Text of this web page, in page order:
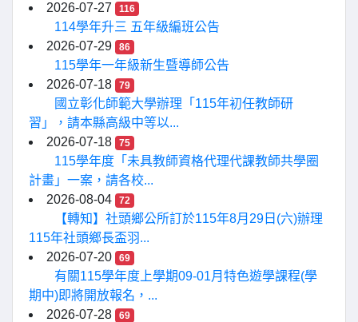
2026-07-27
116
114學年升三 五年級編班公告
2026-07-29
86
115學年一年級新生暨導師公告
2026-07-18
79
國立彰化師範大學辦理「115年初任教師研
習」，請本縣高級中等以...
2026-07-18
75
115學年度「未具教師資格代理代課教師共學圈
計畫」一案，請各校...
2026-08-04
72
【轉知】社頭鄉公所訂於115年8月29日(六)辦理
115年社頭鄉長盃羽...
2026-07-20
69
有關115學年度上學期09-01月特色遊學課程(學
期中)即將開放報名，...
2026-07-28
69